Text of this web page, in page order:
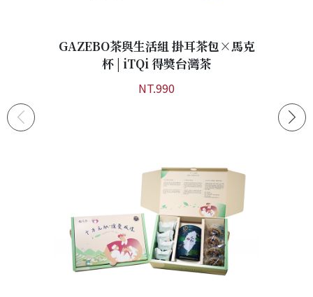
GAZEBO茶與生活組 掛耳茶包×馬克
杯 | iTQi 得獎台灣茶
NT.990